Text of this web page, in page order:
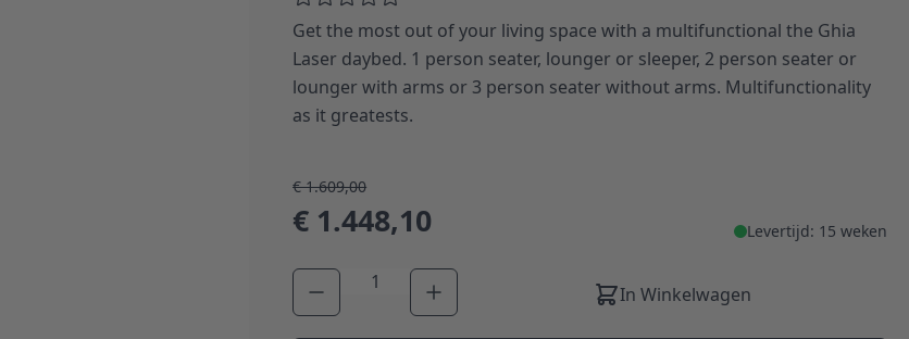
Get the most out of your living space with a multifunctional the Ghia
Laser daybed. 1 person seater, lounger or sleeper, 2 person seater or
lounger with arms or 3 person seater without arms. Multifunctionality
as it greatests.
€ 1.609,00
€ 1.448,10 Levertijd: 15 weken
Aantal
In Winkelwagen